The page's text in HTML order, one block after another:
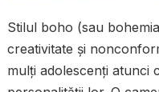
Stilul boho (sau
creativitate și
mulți adolescenți atunci